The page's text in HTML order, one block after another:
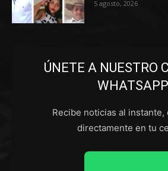
5 agosto, 2026
ÚNETE A NUESTRO
WHATSAPP
Recibe noticias al instante,
directamente en tu